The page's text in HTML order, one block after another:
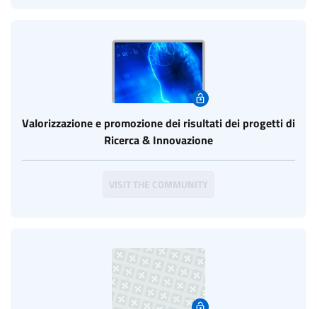
Valorizzazione e promozione dei risultati dei progetti di
Ricerca & Innovazione
VISIT THE COMMUNITY